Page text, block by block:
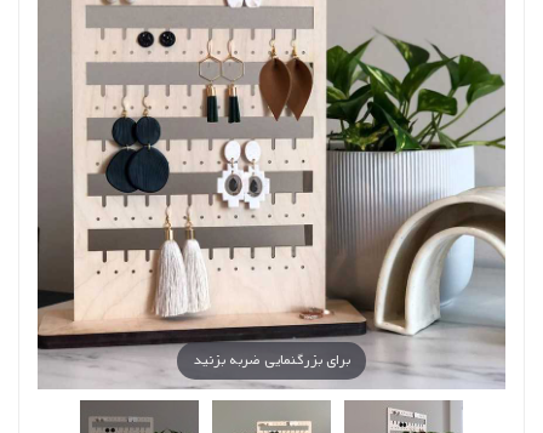
برای بزرگنمایی ضربه بزنید